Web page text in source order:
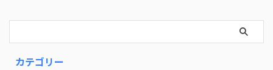
カテゴリー